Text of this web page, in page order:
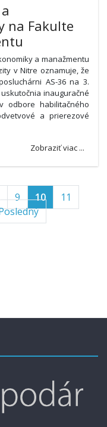
na Fakulte
a manažmentu
v Nitre oznamuje, že
AS-36 na 3.
uskutočnia inauguračné
odbore habilitačného
a prierezové
Zobraziť viac ...
9 10
11